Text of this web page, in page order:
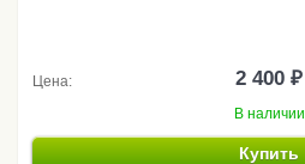
Цена: 2 400 ₽
В наличии
Купить